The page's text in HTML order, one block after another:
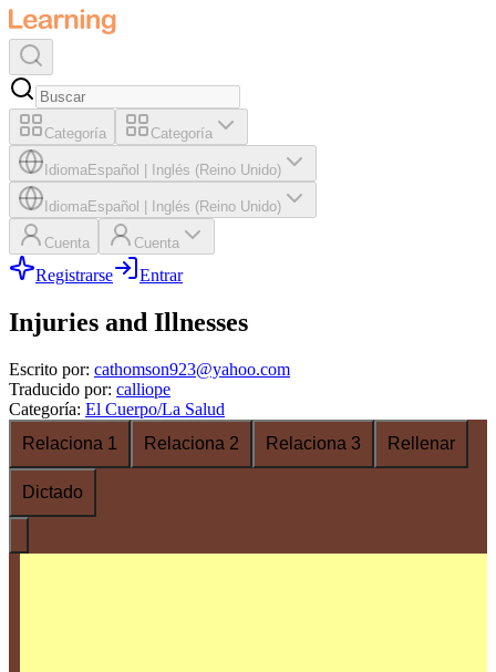
Categoría Categoría
IdiomaEspañol Inglés (Reino Unido)
IdiomaEspañol Inglés (Reino Unido)
Cuenta Cuenta
Registrarse Entrar
Injuries and Illnesses
Escrito por: cathomson923@yahoo.com
Traducido por: calliope
Categoría: El Cuerpo/La Salud
Relaciona 1
Relaciona 2 Relaciona 3 Rellenar
Dictado